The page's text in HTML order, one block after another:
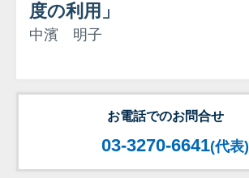
度の利用」
中濱 明子
お電話でのお問合せ
03-3270-6641(代表)